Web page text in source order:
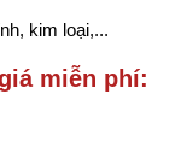
kim loại,...
miễn phí: